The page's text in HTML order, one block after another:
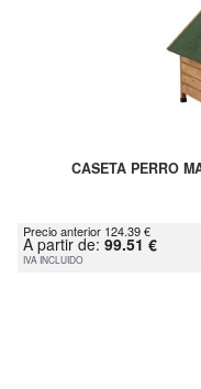
CASETA PERRO
Precio anterior 124.39 €
A partir de: 99.51 €
IVA INCLUIDO